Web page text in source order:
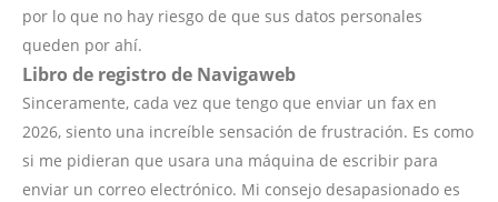
por lo que no hay riesgo de que sus datos personales
queden por ahí.
Libro de registro de Navigaweb
Sinceramente, cada vez que tengo que enviar un fax en
2026, siento una increíble sensación de frustración. Es como
si me pidieran que usara una máquina de escribir para
enviar un correo electrónico. Mi consejo desapasionado es